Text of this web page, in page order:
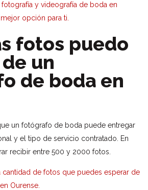
y videografía de boda en
opción para ti.
fotos puedo
un
de boda en
un fotógrafo de boda puede entregar
y el tipo de servicio contratado. En
recibir entre 500 y 2000 fotos.
de fotos que puedes esperar de
Ourense.